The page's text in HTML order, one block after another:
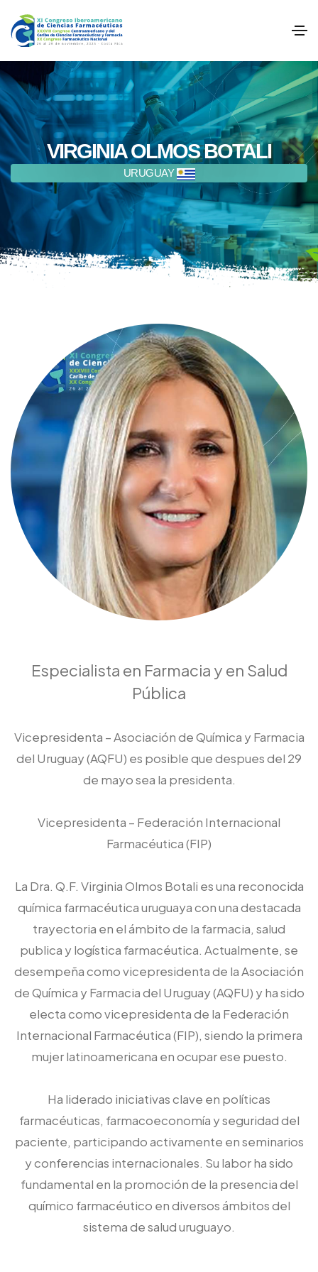
VIRGINIA OLMOS BOTALI
URUGUAY
Especialista en Farmacia y en Salud
Pública
Vicepresidenta – Asociación de Química y Farmacia
del Uruguay (AQFU) es posible que despues del 29
de mayo sea la presidenta.
Vicepresidenta – Federación Internacional
Farmacéutica (FIP)
La Dra. Q.F. Virginia Olmos Botali es una reconocida
química farmacéutica uruguaya con una destacada
trayectoria en el ámbito de la farmacia, salud
publica y logística farmacéutica. Actualmente, se
desempeña como vicepresidenta de la Asociación
de Química y Farmacia del Uruguay (AQFU) y ha sido
electa como vicepresidenta de la Federación
Internacional Farmacéutica (FIP), siendo la primera
mujer latinoamericana en ocupar ese puesto.
Ha liderado iniciativas clave en políticas
farmacéuticas, farmacoeconomía y seguridad del
paciente, participando activamente en seminarios
y conferencias internacionales. Su labor ha sido
fundamental en la promoción de la presencia del
químico farmacéutico en diversos ámbitos del
sistema de salud uruguayo.